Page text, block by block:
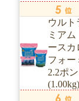
ウルト
ミアム
ースカ
フォー
2.2ポ
(1.00kg)